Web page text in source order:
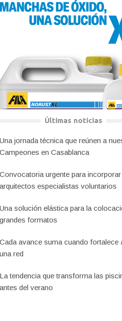
Últimas noticias
Una jornada técnica que reúnen a
Campeones en Casablanca
Convocatoria urgente para incorporar
arquitectos especialistas voluntarios
Una solución elástica para la
grandes formatos
Cada avance suma cuando fortalece
una red
La tendencia que transforma las
antes del verano